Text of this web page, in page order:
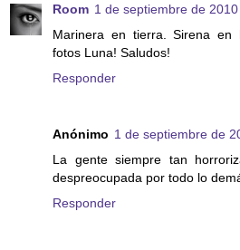
Room 1 de septiembre de
Marinera en tierra. Sirena
fotos Luna! Saludos!
Responder
Anónimo 1 de septiembre de
La gente siempre tan
despreocupada por todo lo
Responder